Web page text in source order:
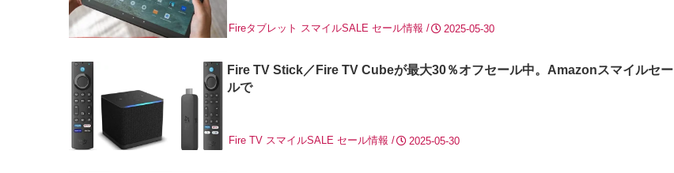
2025-05-30
Fireタブレット スマイルSALE セール情報
Fire TV Stick／Fire TV Cubeが最大30％オフセール中。Amazonスマイルセー
ルで
2025-05-30
Fire TV スマイルSALE セール情報